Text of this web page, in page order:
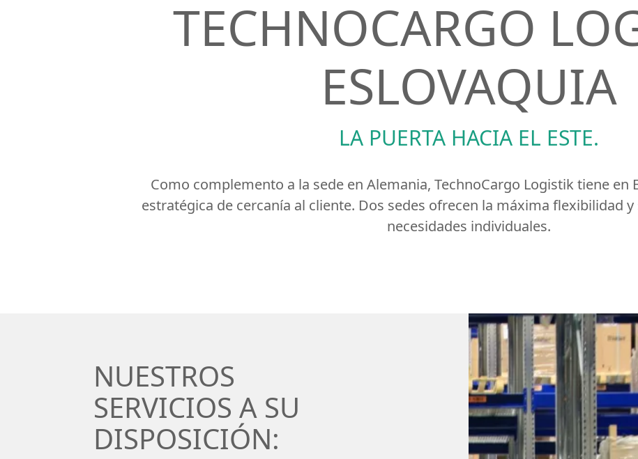
TECHNOCARGO
ESLOVAQUIA
LA PUERTA HACIA EL ESTE.
Como complemento a la sede en Alemania, TechnoCargo Logistik tiene en
estratégica de cercanía al cliente. Dos sedes ofrecen la máxima flexibilidad
necesidades individuales.
NUESTROS
SERVICIOS A SU
DISPOSICIÓN: